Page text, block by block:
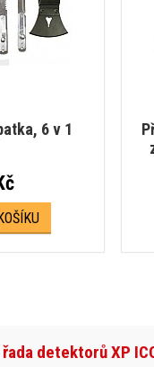
6 v 1
detektorů XP